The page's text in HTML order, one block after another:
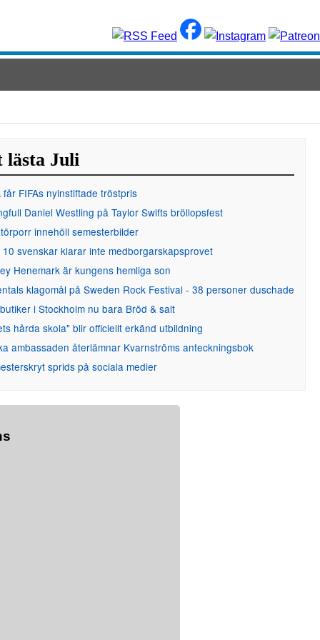
lästa Juli
får FIFAs nyinstiftade tröstpris
Daniel Westling på Taylor Swifts bröllopsfest
innehöll semesterbilder
10 svenskar klarar inte medborgarskapsprovet
Henemark är kungens hemliga son
klagomål på Sweden Rock Festival - 38 personer duschade
i Stockholm nu bara Bröd & salt
hårda skola" blir officiellt erkänd utbildning
ambassaden återlämnar Kvarnströms anteckningsbok
sprids på sociala medier